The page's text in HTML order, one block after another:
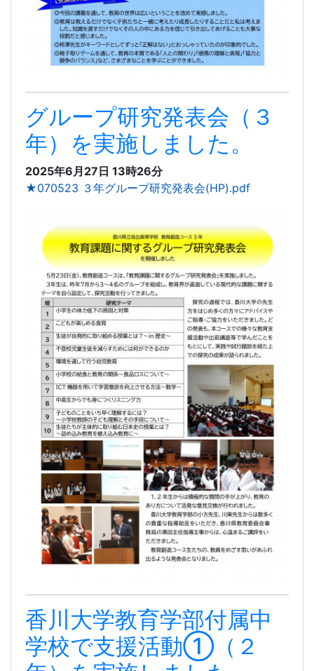
グループ研究発表会（３
2025年6月27日 13時26分
★070523 ３年グループ研究発表会(HP).pdf